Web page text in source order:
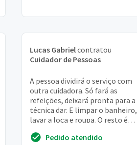
Lucas Gabrielcontratou
Cuidador de Pessoas
A pessoa dividirá o serviço com
outra cuidadora. Só fará as
refeições, deixará pronta para a
técnica dar. E limpar o banheiro,
lavar a loça e roupa. O resto é
Pedido atendido